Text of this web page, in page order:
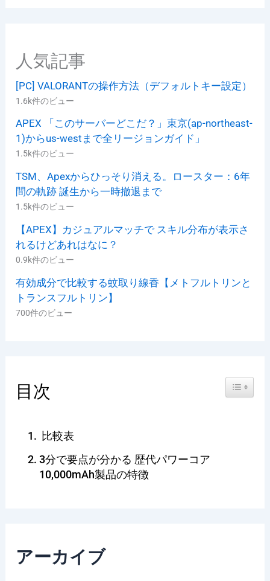
人気記事
[PC] VALORANTの操作方法（デフォルトキー設定）
1.6k件のビュー
APEX 「このサーバーどこだ？」東京(ap-northeast-
1)からus-westまで全リージョンガイド」
1.5k件のビュー
TSM、Apexからひっそり消える。ロースター：6年
間の軌跡 誕生から一時撤退まで
1.5k件のビュー
【APEX】カジュアルマッチで スキル分布が表示さ
れるけどあれはなに？
0.9k件のビュー
有効成分で比較する蚊取り線香【メトフルトリンと
トランスフルトリン】
700件のビュー
目次 Toggle
比較表
3分で要点が分かる 歴代パワーコア
10,000mAh製品の特徴
アーカイブ